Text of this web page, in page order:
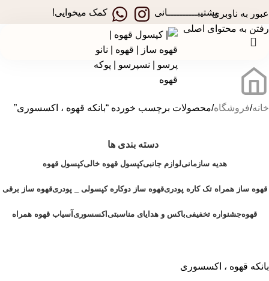
عبور به ناوبری
رفتن به محتوای اصلی
در جشنواره های تخفیفی استارسو ، قهوه ساز همراه هدیه ببر!
پشتیبــــــــــانی کمک میخوایی!
خانه فروشگاه محصولات برچسب خورده “بانکه قهوه ، اکسسوری”
دسته بندی ها
هدیه سازمانیلوازم جانبیکپسول قهوه خالیکپسول قهوه
قهوه‌ ساز همراه تک کاره پودریقهوه ساز دوکاره کپسولی _ پودریقهوه ساز برقی
قهوهجشنواره تخفیفیباکس و هدایای مناسبتی اکسسوری آسیاب قهوه همراه
بانکه قهوه ، اکسسوری